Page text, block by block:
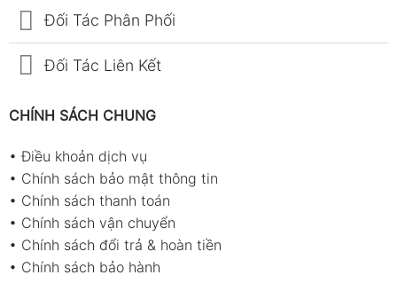
không.
Kiểm tra ren kết nối có bị mòn, rò rỉ.
Đảm bảo van xoay đóng/mở nhẹ nhàng,
Xác định đúng cổng áp suất thấp (LOW –
màu xanh) và áp suất cao (HIGH – màu
đỏ).
Đảm bảo hệ thống đang ở trạng thái phù
hợp (tắt máy nếu chỉ kiểm tra áp tĩnh).
Đối Tác Phân Phối
Đối Tác Liên Kết
CHÍNH SÁCH CHUNG
•Điều khoản dịch vụ
• Chính sách bảo mật thông tin
• Chính sách thanh toán
• Chính sách vận chuyển
• Chính sách đổi trả & hoàn tiền
• Chính sách bảo hành